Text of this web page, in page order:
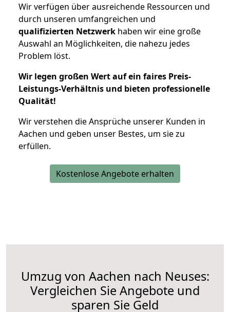
Wir verfügen über ausreichende Ressourcen und
durch unseren umfangreichen und
qualifizierten Netzwerk haben wir eine große
Auswahl an Möglichkeiten, die nahezu jedes
Problem löst.
Wir legen großen Wert auf ein faires Preis-
Leistungs-Verhältnis und bieten professionelle
Qualität!
Wir verstehen die Ansprüche unserer Kunden in
Aachen und geben unser Bestes, um sie zu
erfüllen.
Kostenlose Angebote erhalten
Umzug von Aachen nach Neuses:
Vergleichen Sie Angebote und
sparen Sie Geld